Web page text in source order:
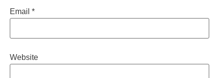
Email *
Website